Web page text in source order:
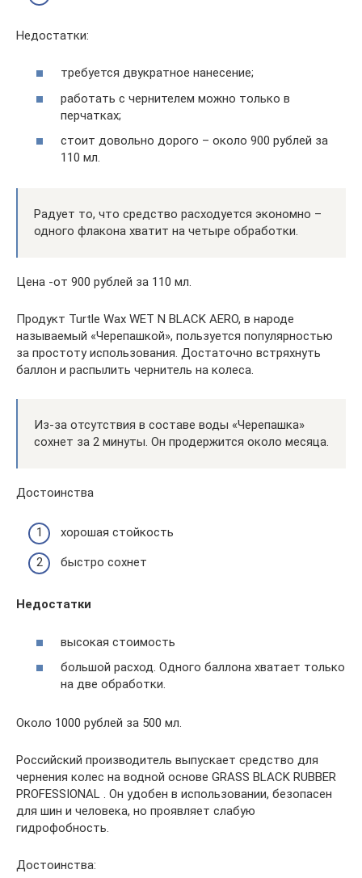
Недостатки:
требуется двукратное нанесение;
работать с чернителем можно только в
перчатках;
стоит довольно дорого – около 900 рублей за
110 мл.
Радует то, что средство расходуется экономно –
одного флакона хватит на четыре обработки.
Цена -от 900 рублей за 110 мл.
Продукт Turtle Wax WET N BLACK AERO, в народе
называемый «Черепашкой», пользуется популярностью
за простоту использования. Достаточно встряхнуть
баллон и распылить чернитель на колеса.
Из-за отсутствия в составе воды «Черепашка»
сохнет за 2 минуты. Он продержится около месяца.
Достоинства
хорошая стойкость
быстро сохнет
Недостатки
высокая стоимость
большой расход. Одного баллона хватает только
на две обработки.
Около 1000 рублей за 500 мл.
Российский производитель выпускает средство для
чернения колес на водной основе GRASS BLACK RUBBER
PROFESSIONAL . Он удобен в использовании, безопасен
для шин и человека, но проявляет слабую
гидрофобность.
Достоинства: